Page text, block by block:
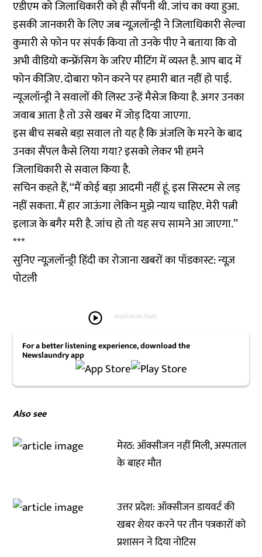
एडीएम को जिलाधिकारी को ही सौंपनी थी. जांच का क्या हुआ.
इसकी जानकारी के लिए जब न्यूज़लॉन्ड्री ने जिलाधिकारी सेल्वा
कुमारी से फोन पर संपर्क किया तो उनके पीए ने बताया कि वो
अभी वीडियो कन्फ्रेंसिग के जरिए मीटिंग में व्यस्त है. आप बाद में
फोन कीजिए. दोबारा फोन करने पर हमारी बात नहीं हो पाई.
न्यूजलॉन्ड्री ने सवालों की लिस्ट उन्हें मैसेज किया है. अगर उनका
जवाब आता है तो उसे खबर में जोड़ दिया जाएगा.
इस बीच सबसे बड़ा सवाल तो यह है कि अंजलि के मरने के बाद
उनका सैंपल कैसे लिया गया? इसको लेकर भी हमने
जिलाधिकारी से सवाल किया है.
सचिन कहते हैं, ‘‘मैं कोई बड़ा आदमी नहीं हूं. इस सिस्टम से लड़
नहीं सकता. मैं हार जाऊंगा लेकिन मुझे न्याय चाहिए. मेरी पत्नी
इलाज के बगैर मरी है. जांच हो तो यह सच सामने आ जाएगा.’’
***
सुनिए न्यूज़लॉन्ड्री हिंदी का रोजाना खबरों का पॉडकास्ट: न्यूज़
पोटली
play_circle -NaN:NaN:NaN
For a better listening experience, download the
Newslaundry app
Also see
मेरठ: ऑक्सीजन नहीं मिली, अस्पताल
के बाहर मौत
उत्तर प्रदेश: ऑक्सीजन डायवर्ट की
खबर शेयर करने पर तीन पत्रकारों को
प्रशासन ने दिया नोटिस